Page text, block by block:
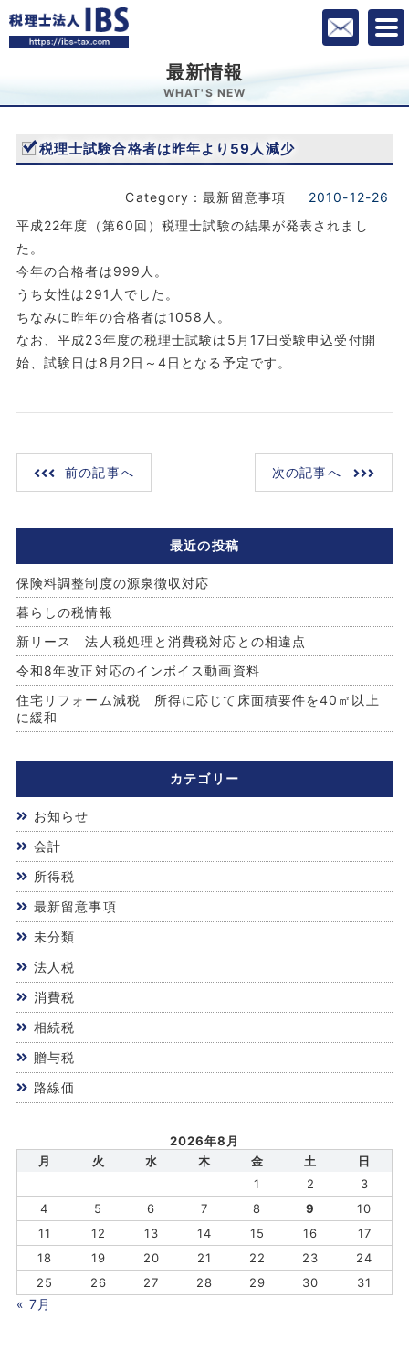
最新情報
WHAT'S NEW
税理士試験合格者は昨年より59人減少
Category：最新留意事項
2010-12-26
平成22年度（第60回）税理士試験の結果が発表されまし
た。
今年の合格者は999人。
うち女性は291人でした。
ちなみに昨年の合格者は1058人。
なお、平成23年度の税理士試験は5月17日受験申込受付開
始、試験日は8月2日～4日となる予定です。
前の記事へ 次の記事へ
最近の投稿
保険料調整制度の源泉徴収対応
暮らしの税情報
新リース 法人税処理と消費税対応との相違点
令和8年改正対応のインボイス動画資料
住宅リフォーム減税 所得に応じて床面積要件を40㎡以上
に緩和
カテゴリー
お知らせ
会計
所得税
最新留意事項
未分類
法人税
消費税
相続税
贈与税
路線価
2026年8月
月
火 水 木 金 土
日
1
2
3
4
5 6 7 8 9
10
11
12 13 14 15 16
17
18
19 20 21 22 23
24
25
26 27 28 29 30 31
« 7月